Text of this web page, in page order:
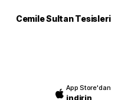
Cemile Sultan Tesisleri
App Store'dan
indirin